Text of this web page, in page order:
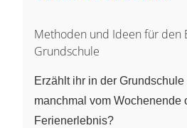
Methoden und Ideen für den
Grundschule
Erzählt ihr in der
manchmal vom Wochenende
Ferienerlebnis?